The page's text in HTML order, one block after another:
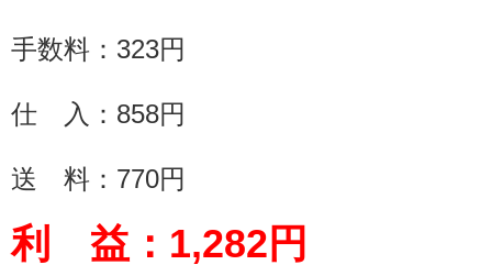
手数料： 323円
仕 入：858円
送 料： 770円
利 益： 1,282円